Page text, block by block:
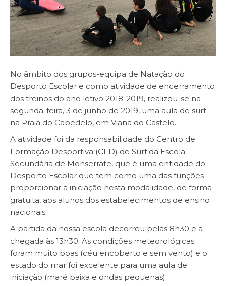
No âmbito dos grupos-equipa de Natação do
Desporto Escolar e como atividade de encerramento
dos treinos do ano letivo 2018-2019, realizou-se na
segunda-feira, 3 de junho de 2019, uma aula de surf
na Praia do Cabedelo, em Viana do Castelo.
A atividade foi da responsabilidade do Centro de
Formação Desportiva (CFD) de Surf da Escola
Secundária de Monserrate, que é uma entidade do
Desporto Escolar que tem como uma das funções
proporcionar a iniciação nesta modalidade, de forma
gratuita, aos alunos dos estabelecimentos de ensino
nacionais.
A partida da nossa escola decorreu pelas 8h30 e a
chegada às 13h30. As condições meteorológicas
foram muito boas (céu encoberto e sem vento) e o
estado do mar foi excelente para uma aula de
iniciação (maré baixa e ondas pequenas).